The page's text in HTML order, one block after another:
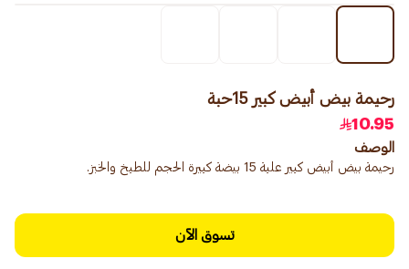
رحيمة بيض أبيض كبير 15حبة
10.95
الوصف
رحيمة بيض أبيض كبير علبة 15 بيضة كبيرة الحجم للطبخ والخبز.
تسوق الآن